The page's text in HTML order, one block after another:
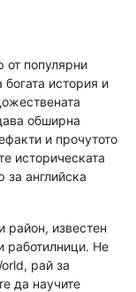
популярни
история и
обширна
и прочутото
историческата
английска
район, известен
работилници. Не
рай за
да научите